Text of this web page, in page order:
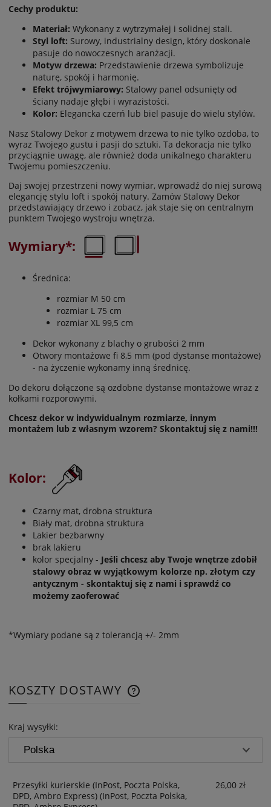
Cechy produktu:
Materiał: Wykonany z wytrzymałej i solidnej stali.
Styl loft: Surowy, industrialny design, który doskonale
pasuje do nowoczesnych aranżacji.
Motyw drzewa: Przedstawienie drzewa symbolizuje
naturę, spokój i harmonię.
Efekt trójwymiarowy: Stalowy panel odsunięty od
ściany nadaje głębi i wyrazistości.
Kolor: Elegancka czerń lub biel pasuje do wielu stylów.
Nasz Stalowy Dekor z motywem drzewa to nie tylko ozdoba, to
wyraz Twojego gustu i pasji do sztuki. Ta dekoracja nie tylko
przyciągnie uwagę, ale również doda unikalnego charakteru
Twojemu pomieszczeniu.
Daj swojej przestrzeni nowy wymiar, wprowadź do niej surową
elegancję stylu loft i spokój natury. Zamów Stalowy Dekor
przedstawiający drzewo i zobacz, jak staje się on centralnym
punktem Twojego wystroju wnętrza.
Wymiary*:
Średnica:
rozmiar M 50 cm
rozmiar L 75 cm
rozmiar XL 99,5 cm
Dekor wykonany z blachy o grubości 2 mm
Otwory montażowe fi 8,5 mm (pod dystanse montażowe)
- na życzenie wykonamy inną średnicę.
Do dekoru dołączone są ozdobne dystanse montażowe wraz z
kołkami rozporowymi.
Chcesz dekor w indywidualnym rozmiarze, innym
montażem lub z własnym wzorem? Skontaktuj się z nami!!!
Kolor:
Czarny mat, drobna struktura
Biały mat, drobna struktura
Lakier bezbarwny
brak lakieru
kolor specjalny - Jeśli chcesz aby Twoje wnętrze zdobił
stalowy obraz w wyjątkowym kolorze np. złotym czy
antycznym - skontaktuj się z nami i sprawdź co
możemy zaoferować
*Wymiary podane są z tolerancją +/- 2mm
KOSZTY DOSTAWY
Kraj wysyłki:
Przesyłki kurierskie (InPost, Poczta Polska,
DPD, Ambro Express) (InPost, Poczta Polska,
26,00 zł